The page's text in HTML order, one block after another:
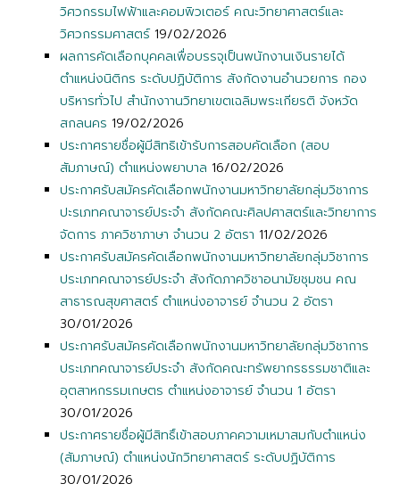
วิศวกรรมไฟฟ้าและคอมพิวเตอร์ คณะวิทยาศาสตร์และ
วิศวกรรมศาสตร์19/02/2026
ผลการคัดเลือกบุคคลเพื่อบรรจุเป็นพนักงานเงินรายได้
ตำแหน่งนิติกร ระดับปฏิบัติการ สังกัดงานอำนวยการ กอง
บริหารทั่วไป สำนักงาานวิทยาเขตเฉลิมพระเกียรติ จังหวัด
สกลนคร 19/02/2026
ประกาศรายชื่อผู้มีสิทธิเข้ารับการสอบคัดเลือก (สอบ
สัมภาษณ์) ตำแหน่งพยาบาล 16/02/2026
ประกาศรับสมัครคัดเลือกพนักงานมหาวิทยาลัยกลุ่มวิชาการ
ปะรเภทคณาจารย์ประจำ สังกัดคณะศิลปศาสตร์และวิทยาการ
จัดการ ภาควิชาภาษา จำนวน 2 อัตรา 11/02/2026
ประกาศรับสมัครคัดเลือกพนักงานมหาวิทยาลัยกลุ่มวิชาการ
ประเภทคณาจารย์ประจำ สังกัดภาควิชาอนามัยชุมชน คณ
สาธารณสุขศาสตร์ ตำแหน่งอาจารย์ จำนวน 2 อัตรา
30/01/2026
ประกาศรับสมัครคัดเลือกพนักงานมหาวิทยาลัยกลุ่มวิชาการ
ประเภทคณาจารย์ประจำ สังกัดคณะทรัพยากรธรรมชาติและ
อุตสาหกรรมเกษตร ตำแหน่งอาจารย์ จำนวน 1 อัตรา
30/01/2026
ประกาศรายชื่อผู้มีสิทธิ์เข้าสอบภาคความเหมาสมกับตำแหน่ง
(สัมภาษณ์) ตำแหน่งนักวิทยาศาสตร์ ระดับปฏิบัติการ
30/01/2026